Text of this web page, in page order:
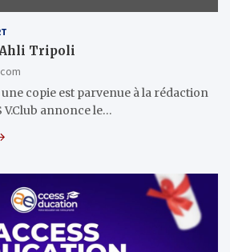
Ahli Tripoli
copie est parvenue à la rédaction
V.Club annonce le…